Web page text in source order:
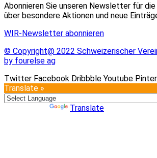
Abonnieren Sie unseren Newsletter für
über besondere Aktionen und neue
WIR-Newsletter abonnieren
© Copyright@ 2022 Schweizerischer
by fourelse ag
Twitter Facebook Dribbble Youtube
Translate »
Translate